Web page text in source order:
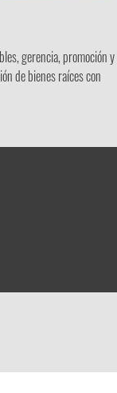
gerencia, promoción y
de bienes raíces con